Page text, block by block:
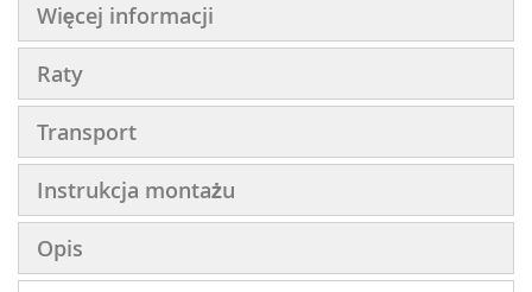
Więcej informacji
Raty
Transport
Instrukcja montażu
Opis